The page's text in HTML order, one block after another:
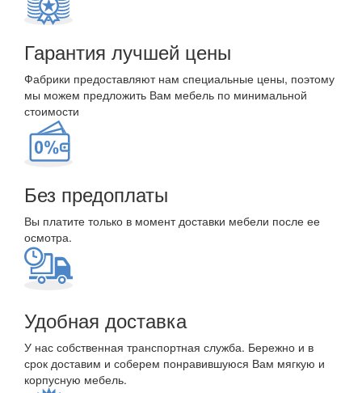
Гарантия лучшей цены
Фабрики предоставляют нам специальные цены, поэтому
мы можем предложить Вам мебель по минимальной
стоимости
Без предоплаты
Вы платите только в момент доставки мебели после ее
осмотра.
Удобная доставка
У нас собственная транспортная служба. Бережно и в
срок доставим и соберем понравившуюся Вам мягкую и
корпусную мебель.